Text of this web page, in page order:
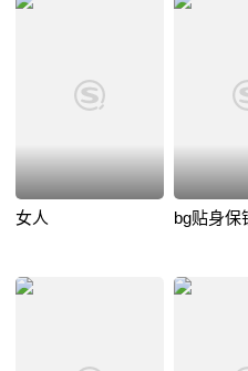
女人 bg贴身保